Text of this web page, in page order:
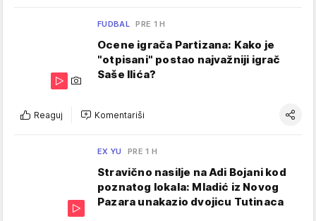
FUDBAL PRE 1 H
Ocene igrača Partizana: Kako je
"otpisani" postao najvažniji igrač
Saše Ilića?
Reaguj Komentariši
EX YU PRE 1 H
Stravično nasilje na Adi Bojani kod
poznatog lokala: Mladić iz Novog
Pazara unakazio dvojicu Tutinaca